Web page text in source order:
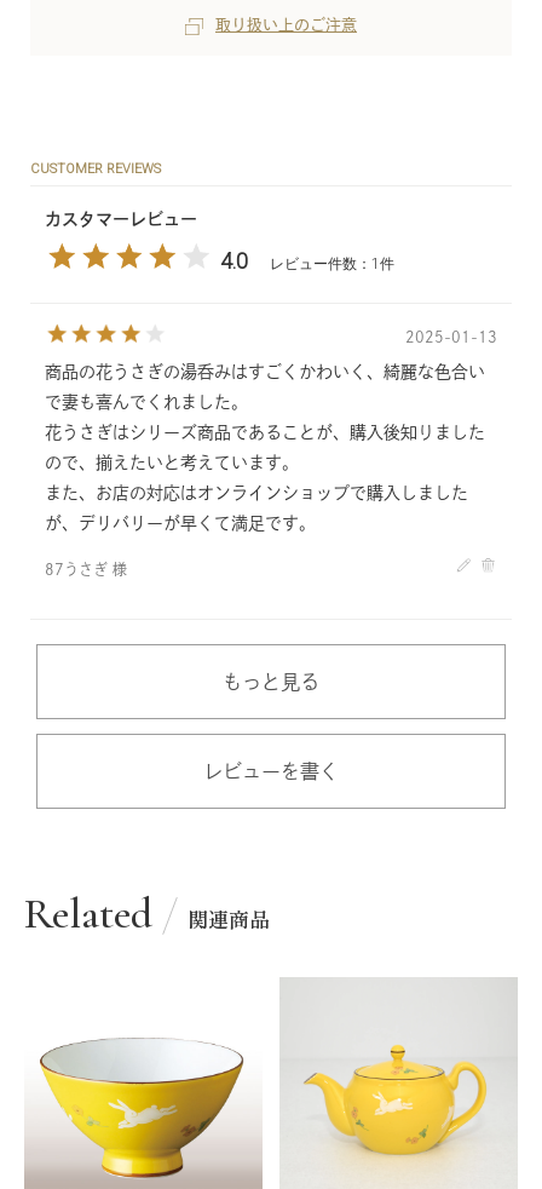
取り扱い上のご注意
CUSTOMER REVIEWS
カスタマーレビュー
4.0 レビュー件数：1件
2025-01-13
商品の花うさぎの湯呑みはすごくかわいく、綺麗な色合い
で妻も喜んでくれました。
花うさぎはシリーズ商品であることが、購入後知りました
ので、揃えたいと考えています。
また、お店の対応はオンラインショップで購入しました
が、デリバリーが早くて満足です。
87うさぎ 様
もっと見る
レビューを書く
Related 関連商品